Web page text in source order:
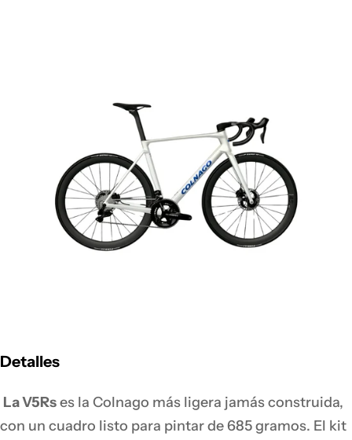
Detalles
La V5Rses la Colnago más ligera jamás construida,
con un cuadro listo para pintar de 685 gramos. El kit